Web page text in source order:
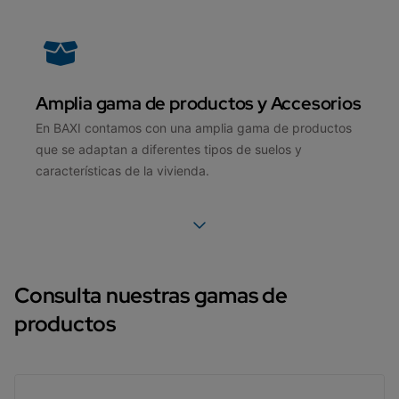
Amplia gama de productos y Accesorios
En BAXI contamos con una amplia gama de productos
que se adaptan a diferentes tipos de suelos y
características de la vivienda.
Consulta nuestras gamas de
productos